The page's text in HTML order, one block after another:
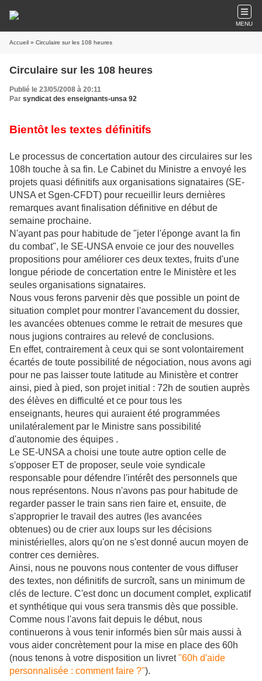
MENU
Accueil » Circulaire sur les 108 heures
Circulaire sur les 108 heures
Publié le 23/05/2008 à 20:11
Par syndicat des enseignants-unsa 92
Bientôt les textes définitifs
Le processus de concertation autour des circulaires sur les
108h touche à sa fin. Le Cabinet du Ministre a envoyé les
projets quasi définitifs aux organisations signataires (SE-
UNSA et Sgen-CFDT) pour recueillir leurs dernières
remarques avant finalisation définitive en début de
semaine prochaine.
N'ayant pas pour habitude de "jeter l'éponge avant la fin
du combat", le SE-UNSA envoie ce jour des nouvelles
propositions pour améliorer ces deux textes, fruits d'une
longue période de concertation entre le Ministère et les
seules organisations signataires.
Nous vous ferons parvenir dès que possible un point de
situation complet pour montrer l'avancement du dossier,
les avancées obtenues comme le retrait de mesures que
nous jugions contraires au relevé de conclusions.
En effet, contrairement à ceux qui se sont volontairement
écartés de toute possibilité de négociation, nous avons agi
pour ne pas laisser toute latitude au Ministère et contrer
ainsi, pied à pied, son projet initial : 72h de soutien auprès
des élèves en difficulté et ce pour tous les
enseignants, heures qui auraient été programmées
unilatéralement par le Ministre sans possibilité
d'autonomie des équipes .
Le SE-UNSA a choisi une toute autre option celle de
s'opposer ET de proposer, seule voie syndicale
responsable pour défendre l'intérêt des personnels que
nous représentons. Nous n'avons pas pour habitude de
regarder passer le train sans rien faire et, ensuite, de
s'approprier le travail des autres (les avancées
obtenues) ou de crier aux loups sur les décisions
ministérielles, alors qu'on ne s'est donné aucun moyen de
contrer ces dernières.
Ainsi, nous ne pouvons nous contenter de vous diffuser
des textes, non définitifs de surcroît, sans un minimum de
clés de lecture. C'est donc un document complet, explicatif
et synthétique qui vous sera transmis dès que possible.
Comme nous l'avons fait depuis le début, nous
continuerons à vous tenir informés bien sûr mais aussi à
vous aider concrètement pour la mise en place des 60h
(nous tenons à votre disposition un livret"60h d'aide
personnalisée : comment faire ?").